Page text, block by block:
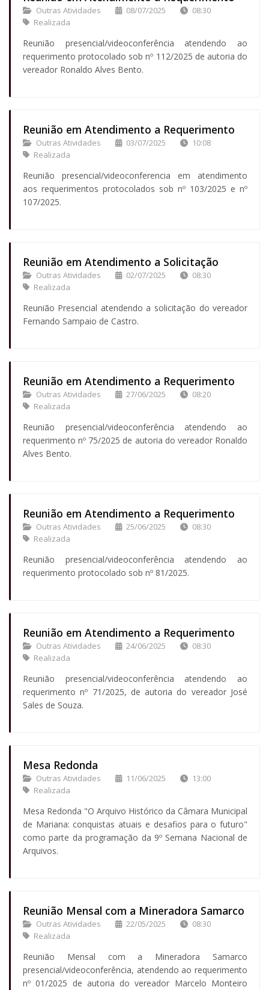
Outras Atividades 08/07/2025
08:30
Realizada
Reunião presencial/videoconferência atendendo ao
requerimento protocolado sob nº 112/2025 de autoria do
vereador Ronaldo Alves Bento.
Reunião em Atendimento a Requerimento
Outras Atividades 03/07/2025
10:08
Realizada
Reunião presencial/videoconferencia em atendimento
aos requerimentos protocolados sob nº 103/2025 e nº
107/2025.
Reunião em Atendimento a Solicitação
Outras Atividades 02/07/2025
08:30
Realizada
Reunião Presencial atendendo a solicitação do vereador
Fernando Sampaio de Castro.
Reunião em Atendimento a Requerimento
Outras Atividades 27/06/2025
08:20
Realizada
Reunião presencial/videoconferência atendendo ao
requerimento nº 75/2025 de autoria do vereador Ronaldo
Alves Bento.
Reunião em Atendimento a Requerimento
Outras Atividades 25/06/2025
08:30
Realizada
Reunião presencial/videoconferência atendendo ao
requerimento protocolado sob nº 81/2025.
Reunião em Atendimento a Requerimento
Outras Atividades 24/06/2025
08:30
Realizada
Reunião presencial/videoconferência atendendo ao
requerimento nº 71/2025, de autoria do vereador José
Sales de Souza.
Mesa Redonda
Outras Atividades 11/06/2025
13:00
Realizada
Mesa Redonda "O Arquivo Histórico da Câmara Municipal
de Mariana: conquistas atuais e desafios para o futuro"
como parte da programação da 9º Semana Nacional de
Arquivos.
Reunião Mensal com a Mineradora Samarco
Outras Atividades 22/05/2025
08:30
Realizada
Reunião Mensal com a Mineradora Samarco
presencial/videoconferência, atendendo ao requerimento
nº 01/2025 de autoria do vereador Marcelo Monteiro